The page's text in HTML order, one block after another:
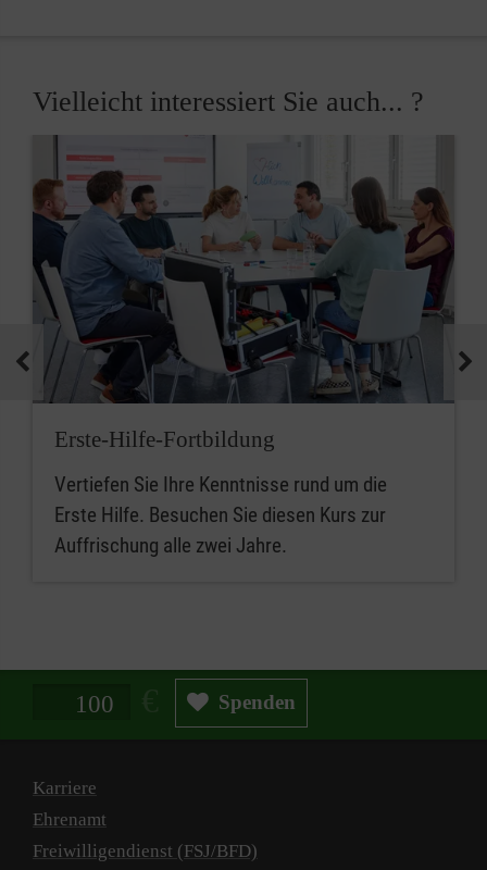
Vielleicht interessiert Sie auch... ?
Erste-Hilfe-Fortbildung
Vertiefen Sie Ihre Kenntnisse rund um die
Erste Hilfe. Besuchen Sie diesen Kurs zur
Auffrischung alle zwei Jahre.
Spendenbetrag in Euro Spenden
Karriere
Ehrenamt
Freiwilligendienst (FSJ/BFD)